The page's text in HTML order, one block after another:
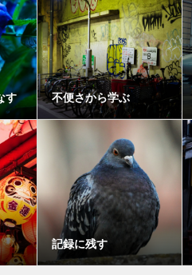
す 不便さから学ぶ
記録に残す